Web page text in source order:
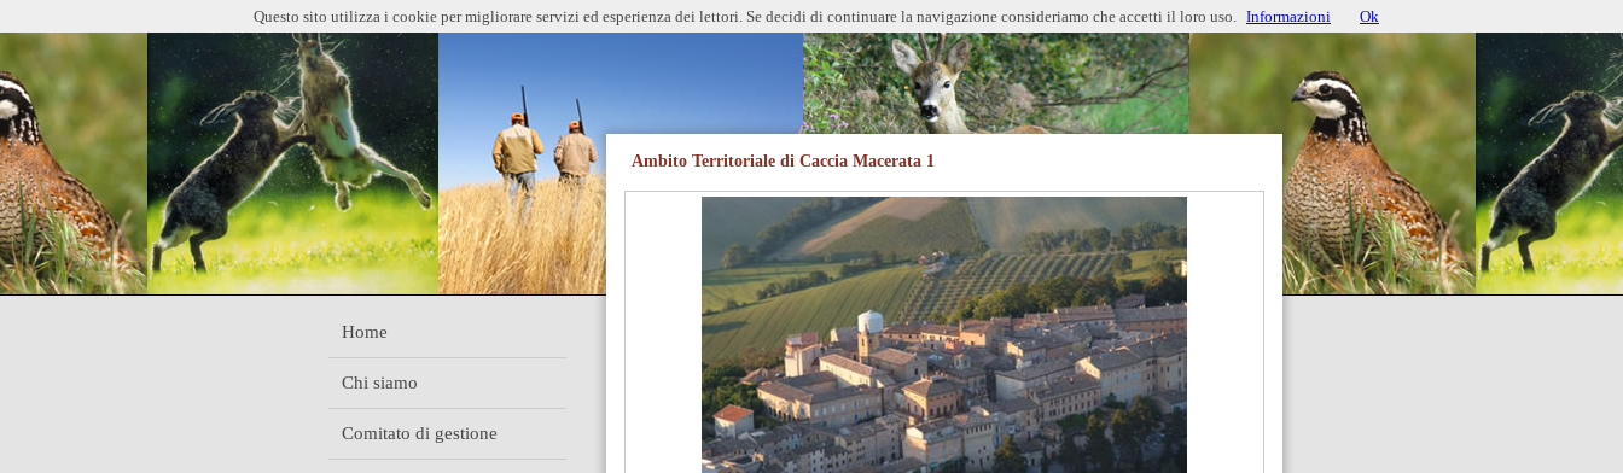
Home
Chi siamo
Comitato di gestione
Ambito Territoriale di Caccia Macerata 1
Questo sito utilizza i cookie per migliorare servizi ed esperienza dei lettori. Se decidi di continuare la navigazione consideriamo che accetti il loro uso. Informazioni Ok